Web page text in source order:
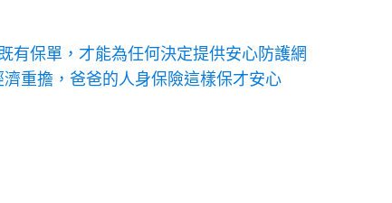
有保單，才能為任何決定提供安心防護網
重擔，爸爸的人身保險這樣保才安心